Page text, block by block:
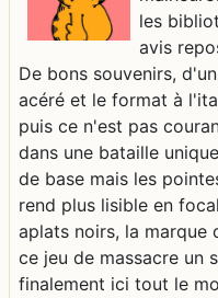
les
avis
De bons souvenirs,
acéré et le format à
puis ce n'est pas
dans une bataille
de base mais les
rend plus lisible en
aplats noirs, la marque
ce jeu de massacre un
finalement ici tout le